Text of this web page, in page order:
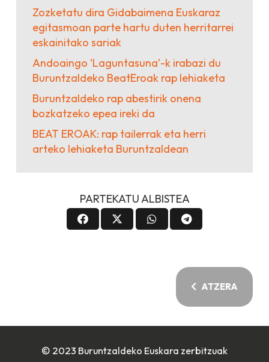
Zozketatu dira Gidabaimena Euskaraz
egitasmoan parte hartu duten herritarrei
eskainitako sariak
Andoaingo ‘Laguntasuna’-k irabazi du
Buruntzaldeko BeatEroak rap lehiaketa
Buruntzaldeko rap abestirik onena
bozkatzeko epea ireki da
BEAT EROAK: rap tailerrak eta herri
arteko lehiaketa Buruntzaldean
PARTEKATU ALBISTEA
ATZERA
© 2023 Buruntzaldeko Euskara zerbitzuak